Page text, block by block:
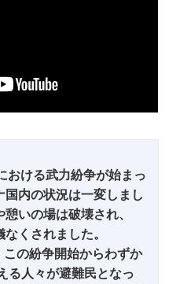
おける武力紛争が始まっ
内の状況は一変しまし
いの場は破壊され、
くされました。
の紛争開始からわずか
る人々が避難民となっ